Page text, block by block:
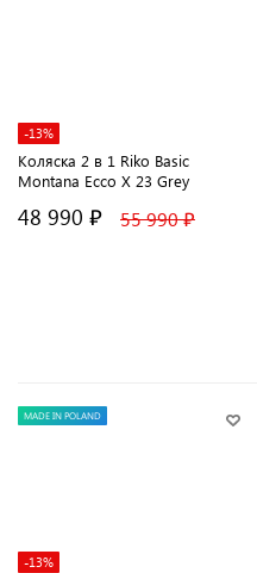
-13%
Коляска 2 в 1 Riko Basic
Montana Ecco X 23 Grey
48 990 ₽ 55 990 ₽
MADE IN POLAND
-13%